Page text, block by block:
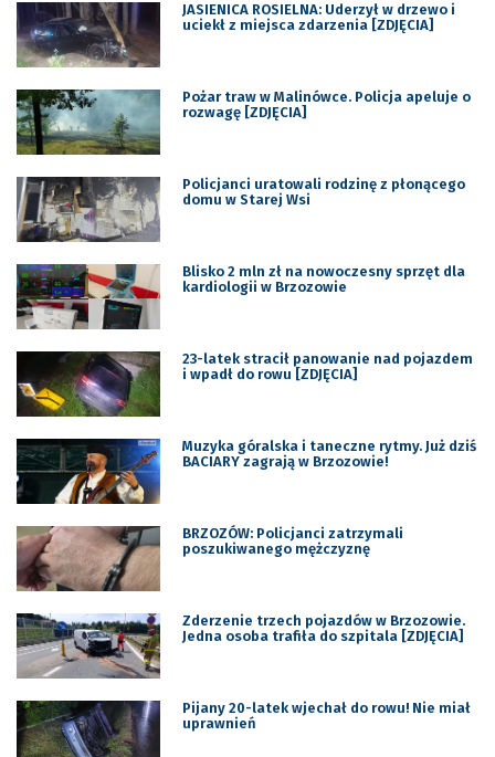
JASIENICA ROSIELNA: Uderzył w drzewo i
uciekł z miejsca zdarzenia [ZDJĘCIA]
Pożar traw w Malinówce. Policja apeluje o
rozwagę [ZDJĘCIA]
Policjanci uratowali rodzinę z płonącego
domu w Starej Wsi
Blisko 2 mln zł na nowoczesny sprzęt dla
kardiologii w Brzozowie
23-latek stracił panowanie nad pojazdem
i wpadł do rowu [ZDJĘCIA]
Muzyka góralska i taneczne rytmy. Już dziś
BACIARY zagrają w Brzozowie!
BRZOZÓW: Policjanci zatrzymali
poszukiwanego mężczyznę
Zderzenie trzech pojazdów w Brzozowie.
Jedna osoba trafiła do szpitala [ZDJĘCIA]
Pijany 20-latek wjechał do rowu! Nie miał
uprawnień